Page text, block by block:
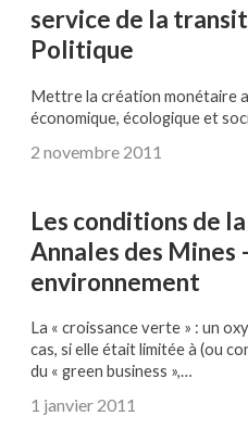
service de la
Politique
Mettre la création monétaire
économique, écologique et
2 novembre 2011
Les conditions de
Annales des Mines
environnement
La « croissance verte » : un
cas, si elle était limitée à (ou
du « green business »,…
1 janvier 2011